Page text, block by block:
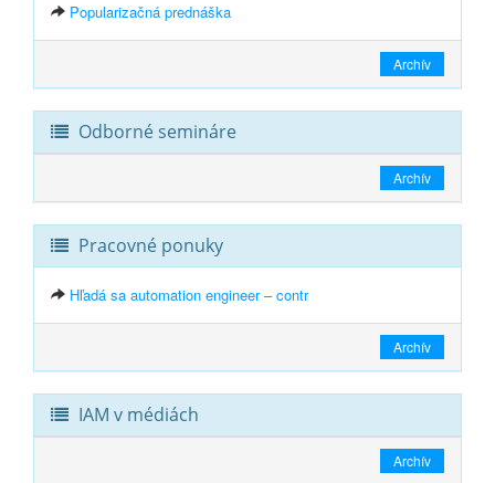
Popularizačná prednáška
Archív
Odborné semináre
Archív
Pracovné ponuky
Hľadá sa automation engineer – contr
Archív
IAM v médiách
Archív